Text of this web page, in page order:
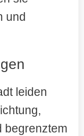
und
leiden
begrenztem